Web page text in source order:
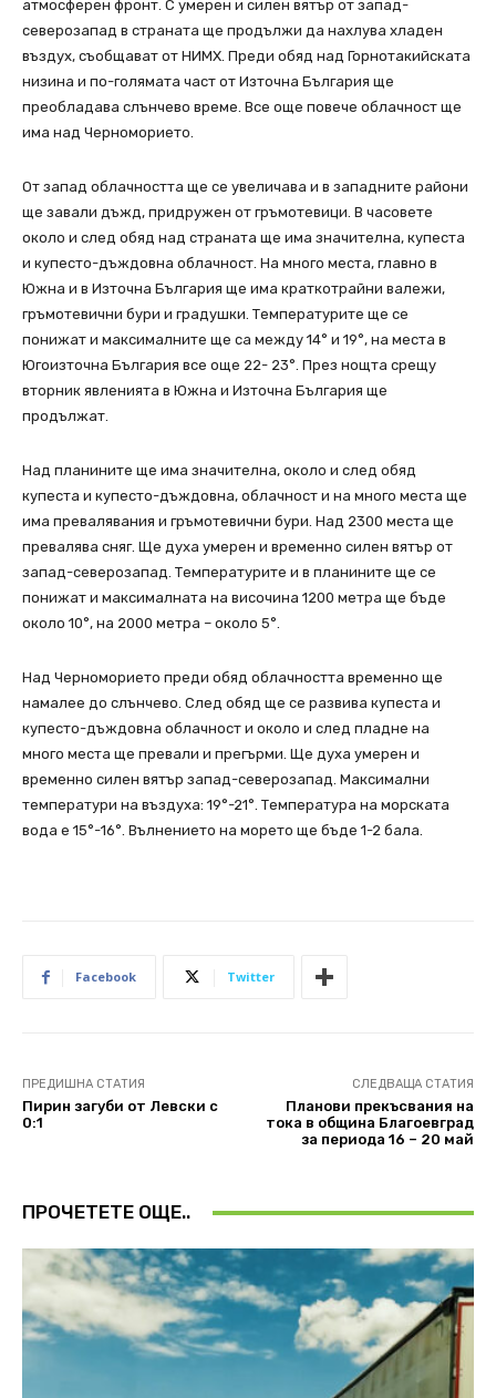
атмосферен фронт. С умерен и силен вятър от запад-
северозапад в страната ще продължи да нахлува хладен
въздух, съобщават от НИМХ. Преди обяд над Горнотакийската
низина и по-голямата част от Източна България ще
преобладава слънчево време. Все още повече облачност ще
има над Черноморието.
От запад облачността ще се увеличава и в западните райони
ще завали дъжд, придружен от гръмотевици. В часовете
около и след обяд над страната ще има значителна, купеста
и купесто-дъждовна облачност. На много места, главно в
Южна и в Източна България ще има краткотрайни валежи,
гръмотевични бури и градушки. Температурите ще се
понижат и максималните ще са между 14° и 19°, на места в
Югоизточна България все още 22- 23°. През нощта срещу
вторник явленията в Южна и Източна България ще
продължат.
Над планините ще има значителна, около и след обяд
купеста и купесто-дъждовна, облачност и на много места ще
има превалявания и гръмотевични бури. Над 2300 места ще
превалява сняг. Ще духа умерен и временно силен вятър от
запад-северозапад. Температурите и в планините ще се
понижат и максималната на височина 1200 метра ще бъде
около 10°, на 2000 метра – около 5°.
Над Черноморието преди обяд облачността временно ще
намалее до слънчево. След обяд ще се развива купеста и
купесто-дъждовна облачност и около и след пладне на
много места ще превали и прегърми. Ще духа умерен и
временно силен вятър запад-северозапад. Максимални
температури на въздуха: 19°-21°. Температура на морската
вода е 15°-16°. Вълнението на морето ще бъде 1-2 бала.
Facebook Twitter
ПРЕДИШНА СТАТИЯ
Пирин загуби от Левски с
0:1
СЛЕДВАЩА СТАТИЯ
Планови прекъсвания на
тока в община Благоевград
за периода 16 – 20 май
ПРОЧЕТЕТЕ ОЩЕ..